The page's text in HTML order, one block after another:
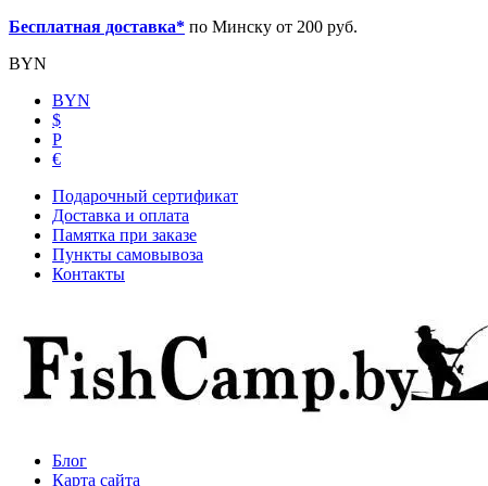
Бесплатная доставка* по Минску от 200 руб.
BYN
BYN
$
Р
€
Подарочный сертификат
Доставка и оплата
Памятка при заказе
Пункты самовывоза
Контакты
Блог
Карта сайта